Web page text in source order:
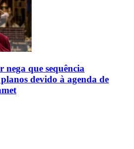
nega que sequência
devido à agenda de